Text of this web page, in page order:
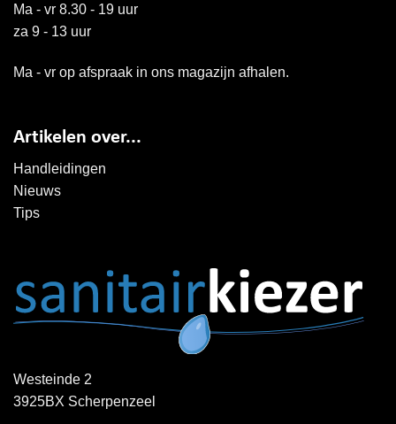
Ma - vr 8.30 - 19 uur
za 9 - 13 uur
Ma - vr op afspraak in ons magazijn afhalen.
Artikelen over...
Handleidingen
Nieuws
Tips
Westeinde 2
3925BX Scherpenzeel